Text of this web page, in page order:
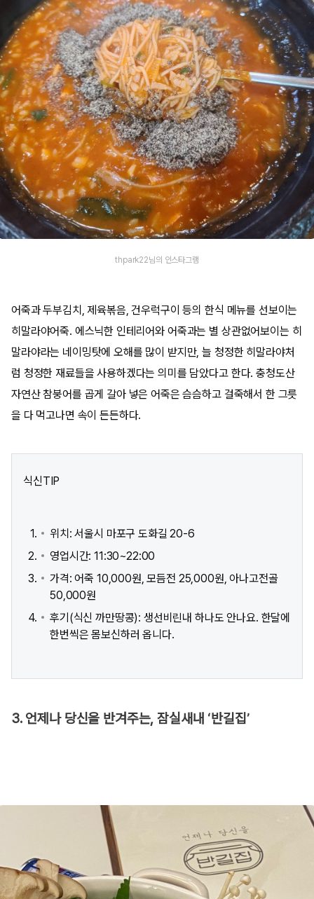
thpark22님의 인스타그램
어죽과 두부김치, 제육볶음, 건우럭구이 등의 한식 메뉴를 선보이는
히말라야어죽. 에스닉한 인테리어와 어죽과는 별 상관없어보이는 히
말라야라는 네이밍탓에 오해를 많이 받지만, 늘 청정한 히말라야처
럼 청정한 재료들을 사용하겠다는 의미를 담았다고 한다. 충청도산
자연산 참붕어를 곱게 갈아 넣은 어죽은 슴슴하고 걸죽해서 한 그릇
을 다 먹고나면 속이 든든하다.
식신TIP
위치: 서울시 마포구 도화길 20-6
영업시간: 11:30~22:00
가격: 어죽 10,000원, 모듬전 25,000원, 아나고전골
50,000원
후기(식신 까만땅콩): 생선비린내 하나도 안나요. 한달에
한번씩은 몸보신하러 옵니다.
3. 언제나 당신을 반겨주는, 잠실새내 ‘반길집’